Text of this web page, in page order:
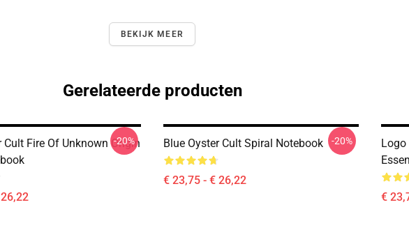
BEKIJK MEER
Gerelateerde producten
Cult Fire Of Unknown Origin
-20% Blue Oyster Cult Spiral Notebook
€ 23,75 - € 26,22
-20%
Logo
€